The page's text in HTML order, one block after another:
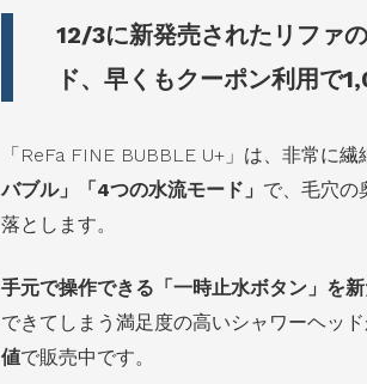
12/3に新発売されたリファ
ド、早くもクーポン利用で
「ReFa FINE BUBBLE U+」は、非常に繊
バブル」「4つの水流モード」 で、毛穴の
落とします。
手元で操作できる「一時止水ボタン」を
できてしまう満足度の高いシャワーヘッ
値で販売中です。